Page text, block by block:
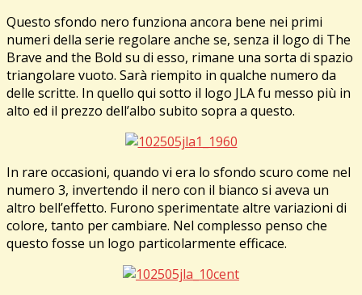
Questo sfondo nero funziona ancora bene nei primi
numeri della serie regolare anche se, senza il logo di The
Brave and the Bold su di esso, rimane una sorta di spazio
triangolare vuoto. Sarà riempito in qualche numero da
delle scritte. In quello qui sotto il logo JLA fu messo più in
alto ed il prezzo dell’albo subito sopra a questo.
In rare occasioni, quando vi era lo sfondo scuro come nel
numero 3, invertendo il nero con il bianco si aveva un
altro bell’effetto. Furono sperimentate altre variazioni di
colore, tanto per cambiare. Nel complesso penso che
questo fosse un logo particolarmente efficace.